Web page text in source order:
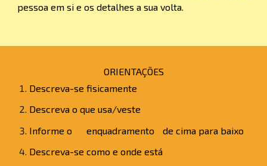
pessoa em si e os detalhes a sua volta.
ORIENTAÇÕES
Descreva-se fisicamente
Descreva o que usa/veste
Informe o
enquadramento
de cima para baixo
Descreva-se como e onde está